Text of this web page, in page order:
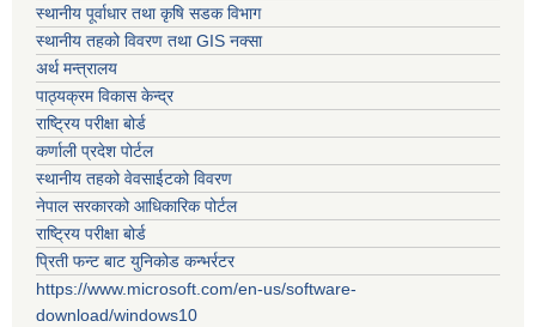
स्थानीय पूर्वाधार तथा कृषि सडक विभाग
स्थानीय तहको विवरण तथा GIS नक्सा
अर्थ मन्त्रालय
पाठ्यक्रम विकास केन्द्र
राष्ट्रिय परीक्षा बोर्ड
कर्णाली प्रदेश पोर्टल
स्थानीय तहको वेवसाईटको विवरण
नेपाल सरकारको आधिकारिक पोर्टल
राष्ट्रिय परीक्षा बोर्ड
प्रिती फन्ट बाट युनिकोड कन्भर्रटर
https://www.microsoft.com/en-us/software-
download/windows10